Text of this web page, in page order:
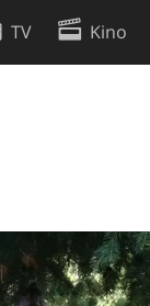
TV Kino